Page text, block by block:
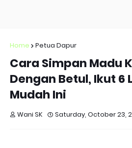
Home Petua Dapur
Cara Simpan Madu
Dengan Betul, Ikut 6
Mudah Ini
Wani SK Saturday, October 23,